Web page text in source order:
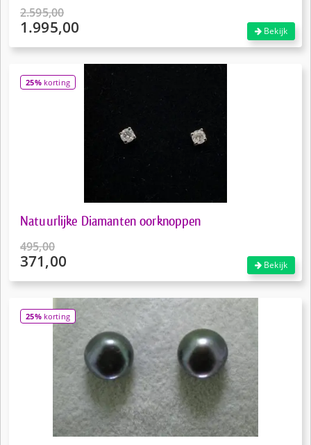
2.595,00
Oorspronkelijke
1.995,00
is:
€1.995,00.
Bekijk
25%korting
Natuurlijke Diamanten oorknoppen
495,00
Oorspronkelijke
371,00
is:
€371,00.
Bekijk
25%korting